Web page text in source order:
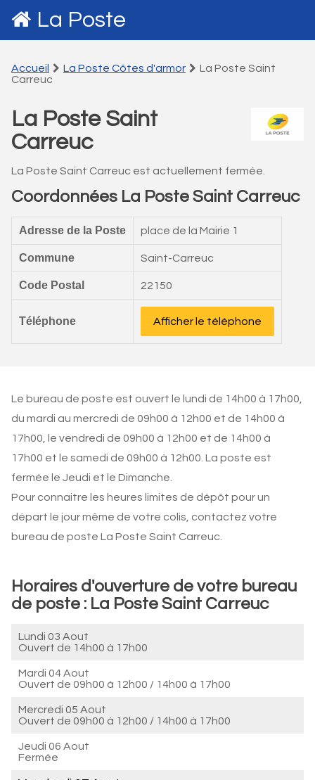
La Poste
Accueil La Poste Côtes d'armor
La Poste Saint
Carreuc
La Poste Saint
Carreuc
La Poste Saint Carreuc est actuellement fermée.
Coordonnées La Poste Saint Carreuc
Adresse de la Poste place de la Mairie 1
Commune Saint-Carreuc
Code Postal 22150
Téléphone Afficher le téléphone
Le bureau de poste est ouvert le lundi de 14h00 à 17h00,
du mardi au mercredi de 09h00 à 12h00 et de 14h00 à
17h00, le vendredi de 09h00 à 12h00 et de 14h00 à
17h00 et le samedi de 09h00 à 12h00. La poste est
fermée le Jeudi et le Dimanche.
Pour connaitre les heures limites de dépôt pour un
départ le jour même de votre colis, contactez votre
bureau de poste La Poste Saint Carreuc.
Horaires d'ouverture de votre bureau
de poste : La Poste Saint Carreuc
Lundi 03 Aout
Ouvert de 14h00 à 17h00
Mardi 04 Aout
Ouvert de 09h00 à 12h00 / 14h00 à 17h00
Mercredi 05 Aout
Ouvert de 09h00 à 12h00 / 14h00 à 17h00
Jeudi 06 Aout
Fermée